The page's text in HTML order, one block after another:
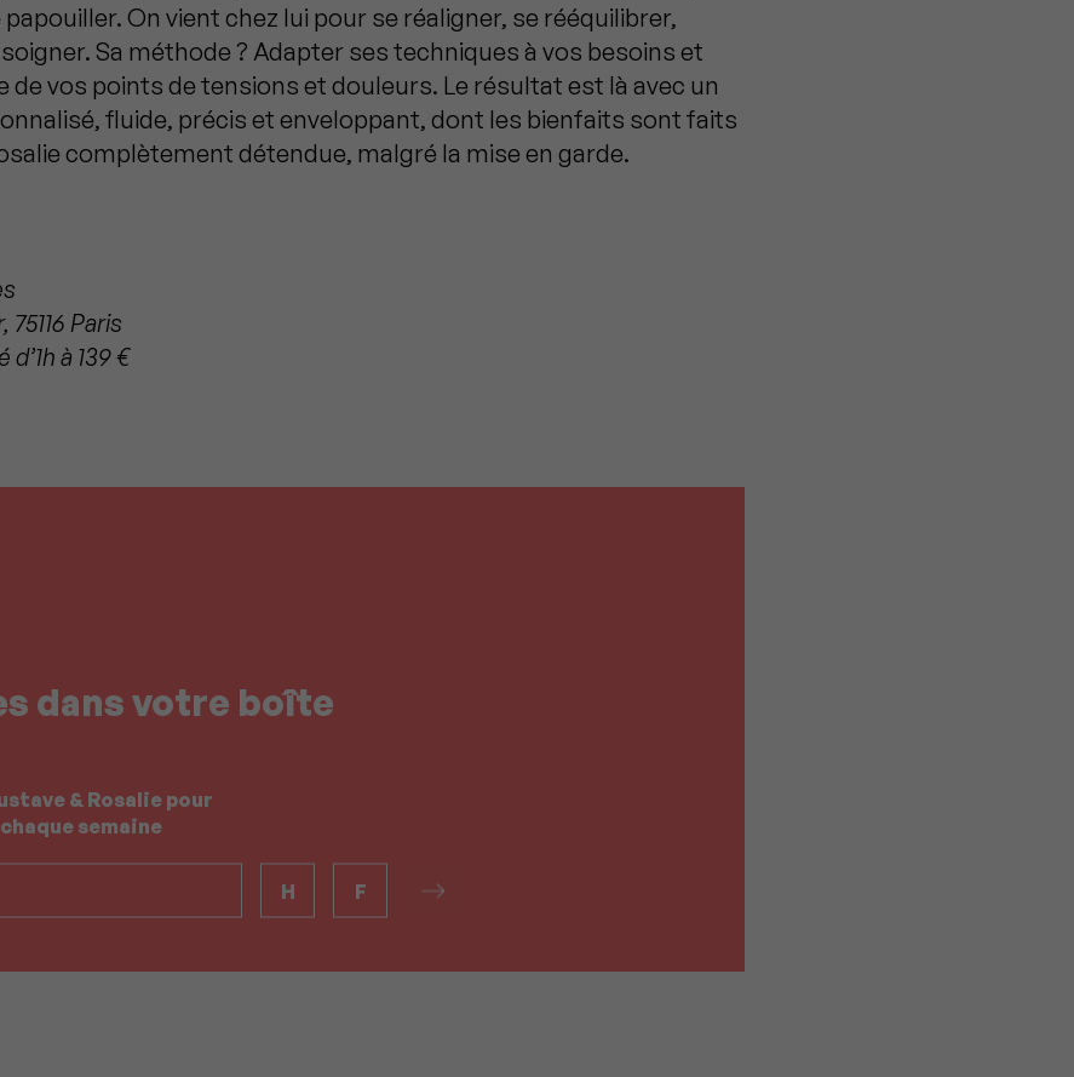
On vient chez lui pour se réaligner, se rééquilibrer,
Sa méthode ? Adapter ses techniques à vos besoins et
de vos points de tensions et douleurs. Le résultat est là avec un
fluide, précis et enveloppant, dont les bienfaits sont faits
complètement détendue, malgré la mise en garde.
Paris
à 139 €
dans votre boîte
& Rosalie pour
semaine
H F